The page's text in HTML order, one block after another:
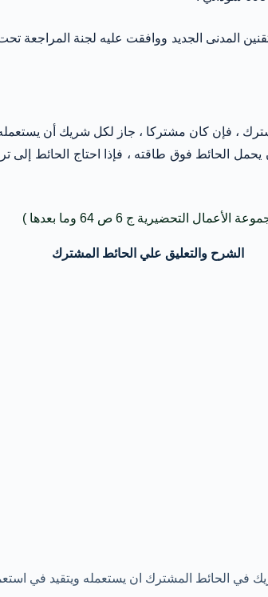
، فإن كان مشتركا ، جاز لكل شريك أن
الحائط فوق طاقته ، فإذا احتاج الحائط
الأعمال التحضيرية ج 6 ص 64 وما بعدها )
الشرح والتعليق علي الحائط المشترك